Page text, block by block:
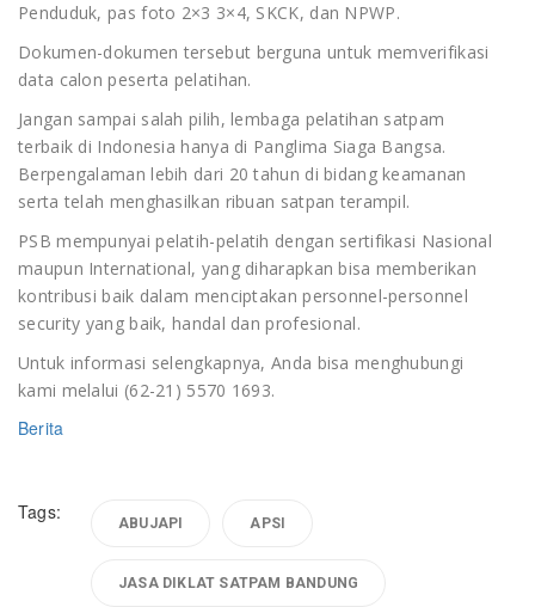
Penduduk, pas foto 2×3 3×4, SKCK, dan NPWP.
Dokumen-dokumen tersebut berguna untuk memverifikasi
data calon peserta pelatihan.
Jangan sampai salah pilih, lembaga pelatihan satpam
terbaik di Indonesia hanya di Panglima Siaga Bangsa.
Berpengalaman lebih dari 20 tahun di bidang keamanan
serta telah menghasilkan ribuan satpan terampil.
PSB mempunyai pelatih-pelatih dengan sertifikasi Nasional
maupun International, yang diharapkan bisa memberikan
kontribusi baik dalam menciptakan personnel-personnel
security yang baik, handal dan profesional.
Untuk informasi selengkapnya, Anda bisa menghubungi
kami melalui (62-21) 5570 1693.
Berita
Tags: ABUJAPI APSI
JASA DIKLAT SATPAM BANDUNG